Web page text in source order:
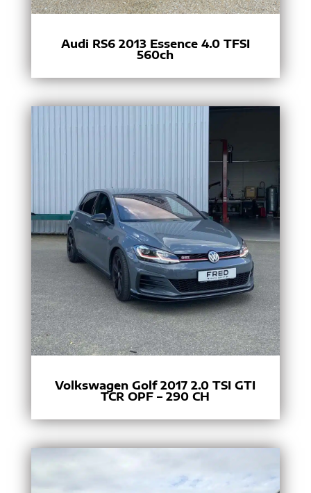
Audi RS6 2013 Essence 4.0 TFSI
560ch
Volkswagen Golf 2017 2.0 TSI GTI
TCR OPF – 290 CH